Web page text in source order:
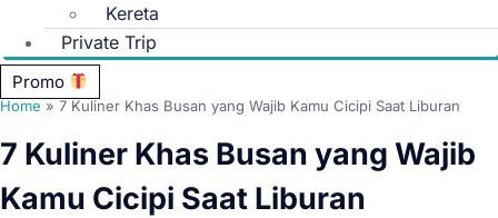
Kereta
Private Trip
Promo
Home»7 Kuliner Khas Busan yang Wajib Kamu Cicipi Saat Liburan
7 Kuliner Khas Busan yang Wajib
Kamu Cicipi Saat Liburan